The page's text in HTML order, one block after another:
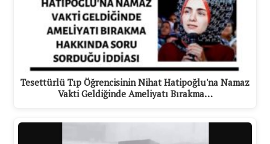
Tesettürlü Tıp Öğrencisinin Nihat Hatipoğlu'na Namaz
Vakti Geldiğinde Ameliyatı Bırakma…